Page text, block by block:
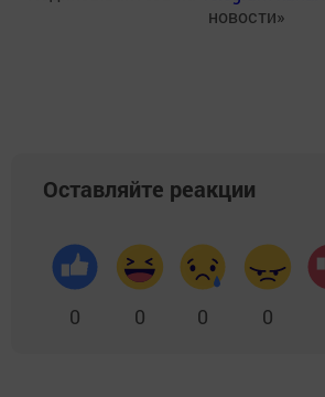
новости»
Оставляйте реакции
0 0 0 0